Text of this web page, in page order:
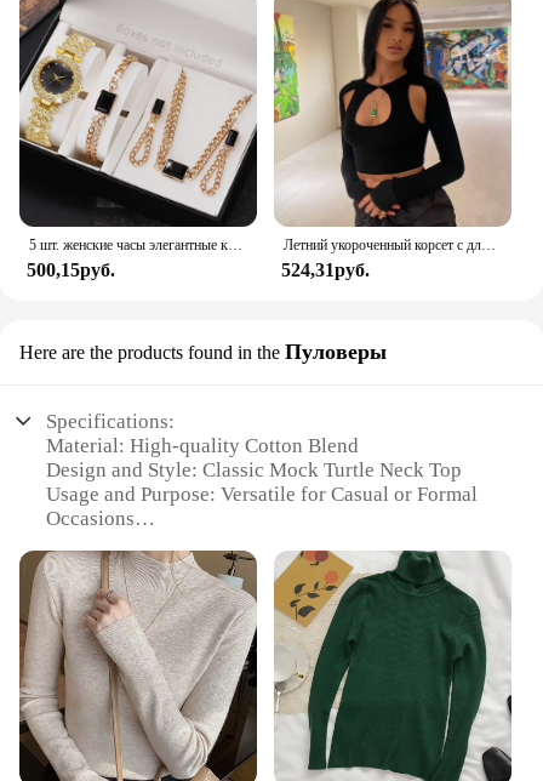
5 шт. женские часы элегантные кварцевые часы ремешок из сплава золото и сплава квадратный браслет ожерелье серьги комплект часов
500,15руб.
Летний укороченный корсет с длинным рукавом, Женский Топ, сексуальная эстетичная Клубная футболка с круглым вырезом, Волшебная черная женская футболка
524,31руб.
Here are the products found in the Пуловеры
Specifications:
Material: High-quality Cotton Blend
Design and Style: Classic Mock Turtle Neck Top
Usage and Purpose: Versatile for Casual or Formal
Occasions
Performance and Property: Comfortable Fit with
Stretch
Parts and Accessories: None
Features:
**Elegant and Versatile Design**
The Women Mock Turtle Neck Top is a staple piece
in any modern woman's wardrobe. Designed with a
classic mock turtle neck, this top offers a chic and